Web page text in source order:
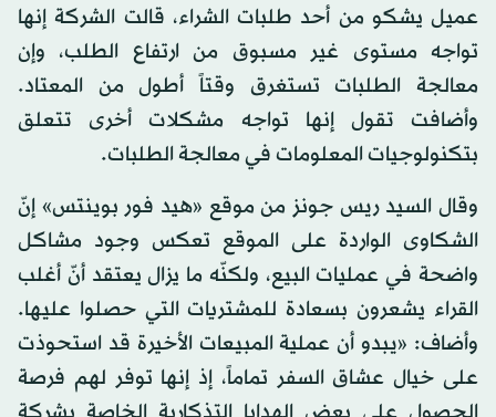
عميل يشكو من أحد طلبات الشراء، قالت الشركة إنها
تواجه مستوى غير مسبوق من ارتفاع الطلب، وإن
معالجة الطلبات تستغرق وقتاً أطول من المعتاد.
وأضافت تقول إنها تواجه مشكلات أخرى تتعلق
بتكنولوجيات المعلومات في معالجة الطلبات.
وقال السيد ريس جونز من موقع «هيد فور بوينتس» إنّ
الشكاوى الواردة على الموقع تعكس وجود مشاكل
واضحة في عمليات البيع، ولكنّه ما يزال يعتقد أنّ أغلب
القراء يشعرون بسعادة للمشتريات التي حصلوا عليها.
وأضاف: «يبدو أن عملية المبيعات الأخيرة قد استحوذت
على خيال عشاق السفر تماماً، إذ إنها توفر لهم فرصة